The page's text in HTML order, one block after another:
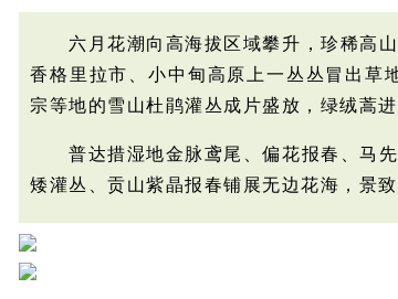
六月花潮向高海拔区域攀升，珍稀高
香格里拉市、小中甸高原上一丛丛冒出草
宗等地的雪山杜鹃灌丛成片盛放 ，绿绒蒿
普达措湿地金脉鸢尾、偏花报春、马
矮灌丛、贡山紫晶报春铺展无边花海，景致